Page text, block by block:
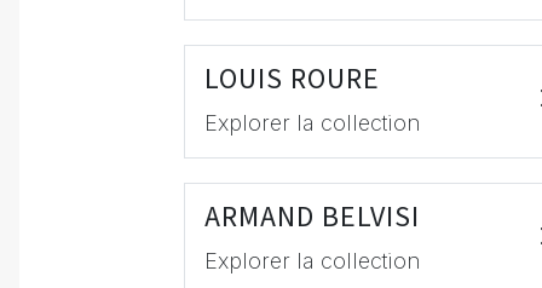
LOUIS ROURE
Explorer la collection
ARMAND BELVISI
Explorer la collection